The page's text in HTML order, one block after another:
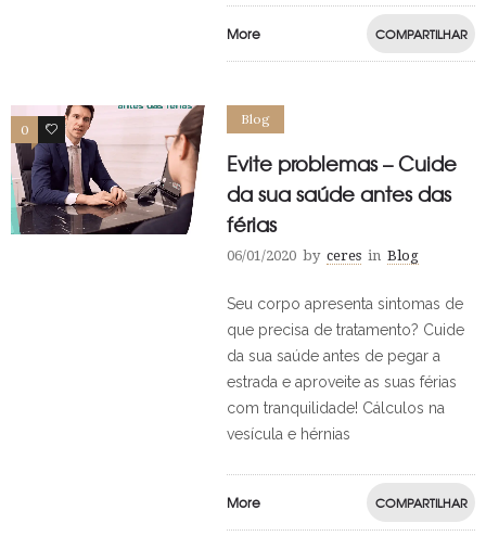
More COMPARTILHAR
0 0
Blog
Evite problemas – Cuide
da sua saúde antes das
férias
06/01/2020 by ceres in Blog
Seu corpo apresenta sintomas de
que precisa de tratamento? Cuide
da sua saúde antes de pegar a
estrada e aproveite as suas férias
com tranquilidade! Cálculos na
vesícula e hérnias
More COMPARTILHAR